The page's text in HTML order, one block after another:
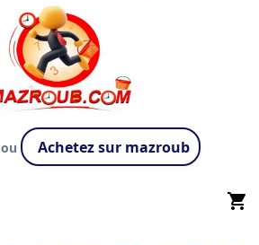
ou Achetez sur mazroub
shopping_cart